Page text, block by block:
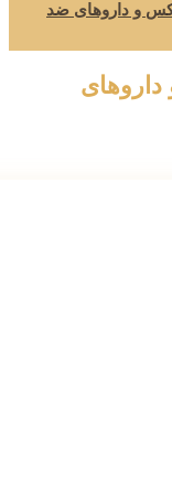
و داروهای ضد
داروهای